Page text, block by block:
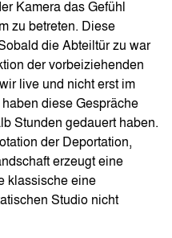
Kamera das Gefühl
zu betreten. Diese
die Abteiltür zu war
der vorbeiziehenden
live und nicht erst im
diese Gespräche
Stunden gedauert haben.
der Deportation,
erzeugt eine
klassische eine
Studio nicht